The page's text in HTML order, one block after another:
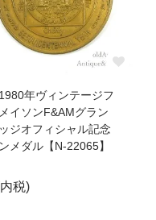
年ヴィンテージフ
イソンF&AMグラン
ジオフィシャル記念
メダル【N-22065】
税)